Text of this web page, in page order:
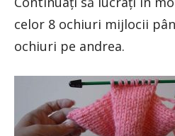
celor 8 ochiuri mijlocii
ochiuri pe andrea.